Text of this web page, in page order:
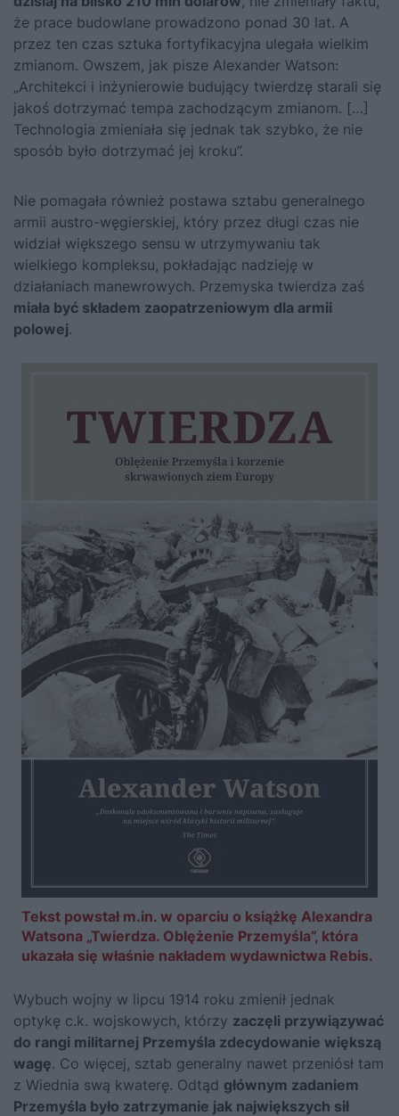
że prace budowlane prowadzono ponad 30 lat. A
przez ten czas sztuka fortyfikacyjna ulegała wielkim
zmianom. Owszem, jak pisze Alexander Watson:
„Architekci i inżynierowie budujący twierdzę starali się
jakoś dotrzymać tempa zachodzącym zmianom. […]
Technologia zmieniała się jednak tak szybko, że nie
sposób było dotrzymać jej kroku”.
Nie pomagała również postawa sztabu generalnego
armii austro-węgierskiej, który przez długi czas nie
widział większego sensu w utrzymywaniu tak
wielkiego kompleksu, pokładając nadzieję w
działaniach manewrowych. Przemyska twierdza zaś
miała być składem zaopatrzeniowym dla armii
polowej.
Tekst powstał m.in. w oparciu o książkę Alexandra
Watsona „Twierdza. Oblężenie Przemyśla”, która
ukazała się właśnie nakładem wydawnictwa Rebis.
Wybuch wojny w lipcu 1914 roku zmienił jednak
optykę c.k. wojskowych, którzy zaczęli przywiązywać
do rangi militarnej Przemyśla zdecydowanie większą
wagę. Co więcej, sztab generalny nawet przeniósł tam
z Wiednia swą kwaterę. Odtąd głównym zadaniem
Przemyśla było zatrzymanie jak największych sił